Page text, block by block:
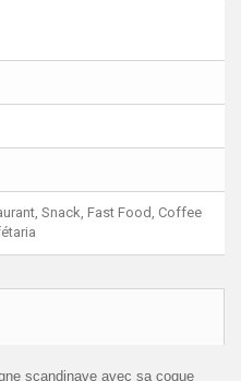
Snack, Fast Food, Coffee
scandinave avec sa coque